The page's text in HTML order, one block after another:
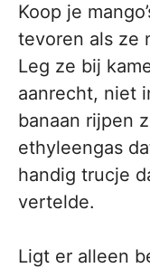
Koop je
tevoren als ze
Leg ze bij
aanrecht, niet
banaan rijpen
ethyleengas
handig trucje
vertelde.
Ligt er alleen